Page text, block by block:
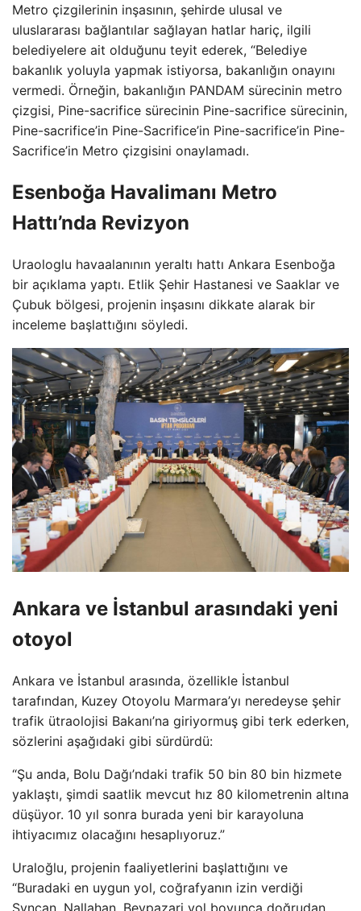
Metro çizgilerinin inşasının, şehirde ulusal ve
uluslararası bağlantılar sağlayan hatlar hariç, ilgili
belediyelere ait olduğunu teyit ederek, “Belediye
bakanlık yoluyla yapmak istiyorsa, bakanlığın onayını
vermedi. Örneğin, bakanlığın PANDAM sürecinin metro
çizgisi, Pine-sacrifice sürecinin Pine-sacrifice sürecinin,
Pine-sacrifice’in Pine-Sacrifice’in Pine-sacrifice’in Pine-
Sacrifice’in Metro çizgisini onaylamadı.
Esenboğa Havalimanı Metro
Hattı’nda Revizyon
Uraologlu havaalanının yeraltı hattı Ankara Esenboğa
bir açıklama yaptı. Etlik Şehir Hastanesi ve Saaklar ve
Çubuk bölgesi, projenin inşasını dikkate alarak bir
inceleme başlattığını söyledi.
Ankara ve İstanbul arasındaki yeni
otoyol
Ankara ve İstanbul arasında, özellikle İstanbul
tarafından, Kuzey Otoyolu Marmara’yı neredeyse şehir
trafik ütraolojisi Bakanı’na giriyormuş gibi terk ederken,
sözlerini aşağıdaki gibi sürdürdü:
“Şu anda, Bolu Dağı’ndaki trafik 50 bin 80 bin hizmete
yaklaştı, şimdi saatlik mevcut hız 80 kilometrenin altına
düşüyor. 10 yıl sonra burada yeni bir karayoluna
ihtiyacımız olacağını hesaplıyoruz.”
Uraloğlu, projenin faaliyetlerini başlattığını ve
“Buradaki en uygun yol, coğrafyanın izin verdiği